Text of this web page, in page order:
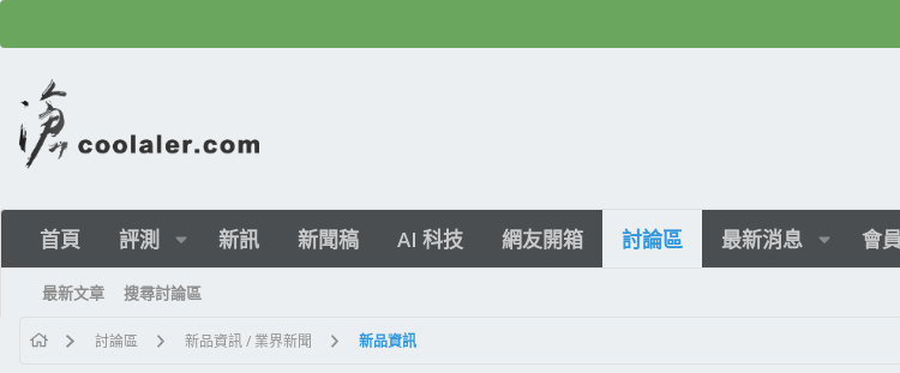
首頁 評測 新訊 新聞稿 AI 科技 網友開箱 討論區 最新消息 會員
最新文章 搜尋討論區
討論區 新品資訊 / 業界新聞 新品資訊